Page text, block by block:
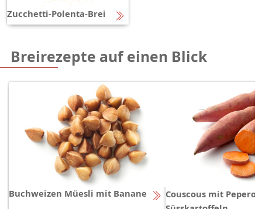
Zucchetti-Polenta-Brei
Breirezepte auf einen Blick
Buchweizen Müesli mit Banane
Couscous mit